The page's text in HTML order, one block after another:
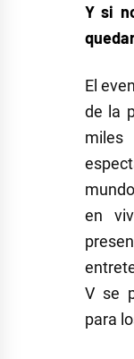
Y si
El
de la
miles
en
V se
para